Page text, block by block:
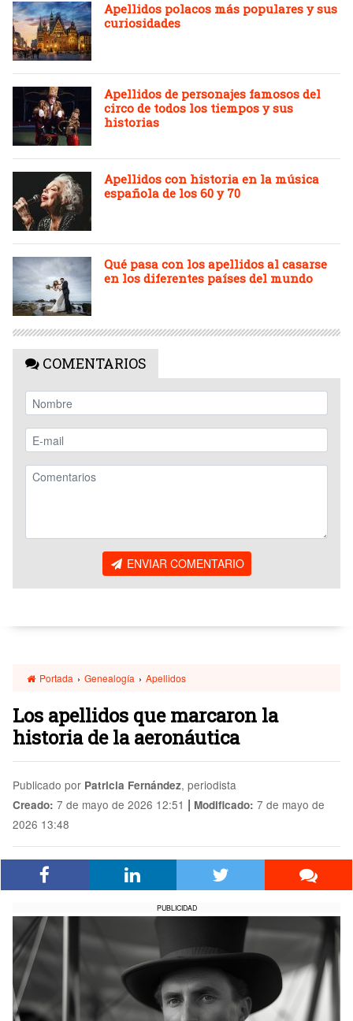
Apellidos polacos más populares y sus
curiosidades
Apellidos de personajes famosos del
circo de todos los tiempos y sus
historias
Apellidos con historia en la música
española de los 60 y 70
Qué pasa con los apellidos al casarse
en los diferentes países del mundo
COMENTARIOS
ENVIAR COMENTARIO
Portada › Genealogía › Apellidos
Los apellidos que marcaron la
historia de la aeronáutica
Publicado por Patricia Fernández, periodista
Creado: 7 de mayo de 2026 12:51 | Modificado: 7 de mayo de
2026 13:48
PUBLICIDAD